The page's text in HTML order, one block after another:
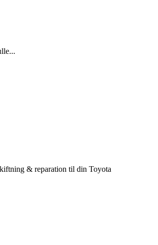
& reparation til din Toyota